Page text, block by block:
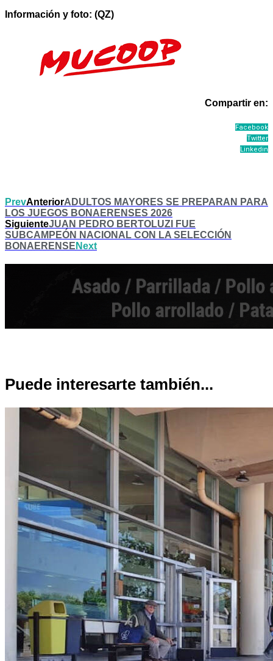
Información y foto: (QZ)
Compartir en:
Facebook
Twitter
Linkedin
PrevAnteriorADULTOS MAYORES SE PREPARAN PARA
LOS JUEGOS BONAERENSES 2026
SiguienteJUAN PEDRO BERTOLUZI FUE
SUBCAMPEÓN NACIONAL CON LA SELECCIÓN
BONAERENSE Next
Puede interesarte también...